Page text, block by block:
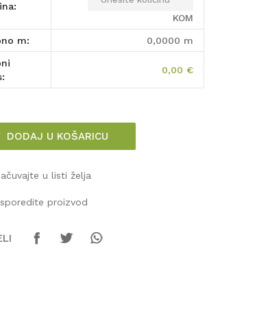
KOM
m: 0,0000 m
0,00 €
DODAJ U KOŠARICU
u listi želja
proizvod